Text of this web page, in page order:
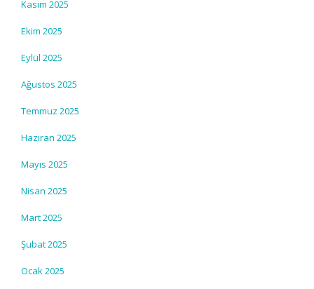
Kasım 2025
Ekim 2025
Eylül 2025
Ağustos 2025
Temmuz 2025
Haziran 2025
Mayıs 2025
Nisan 2025
Mart 2025
Şubat 2025
Ocak 2025